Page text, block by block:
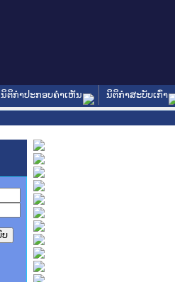
ນິຕິກໍາປະກອບຄໍາເຫັນ ນິຕິກໍາສະບັບເກົ່າ